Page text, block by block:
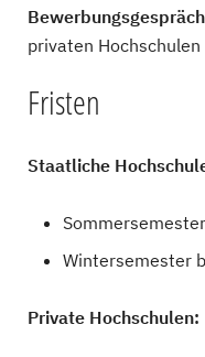
Bewerbungsgespräch
privaten
Fristen
Staatliche
Wintersemester
Private Hochschulen: